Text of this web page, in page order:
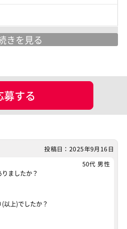
チング設定
ジニア
募する
投稿日：2025年9月16日
50代 男性
ましたか？
以上)でしたか？